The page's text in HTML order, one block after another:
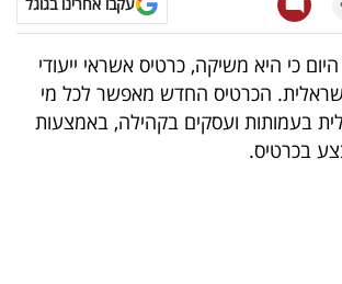
כי היא משיקה, כרטיס אשראי ייעודי
הכרטיס החדש מאפשר לכל מי
בעמותות ועסקים בקהילה, באמצעות
בכרטיס.